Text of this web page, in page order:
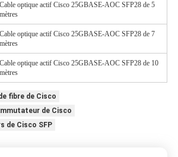
Cable optique actif Cisco 25GBASE-AOC SFP28 de 5
mètres
Cable optique actif Cisco 25GBASE-AOC SFP28 de 7
mètres
Cable optique actif Cisco 25GBASE-AOC SFP28 de 10
mètres
fibre de Cisco
de Cisco
de Cisco SFP